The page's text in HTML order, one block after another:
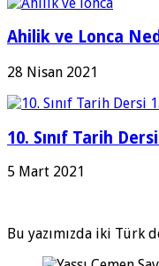
Ahilik ve Lonca
28 Nisan 2021
10. Sınıf Tarih
5 Mart 2021
Bu yazımızda iki Türk